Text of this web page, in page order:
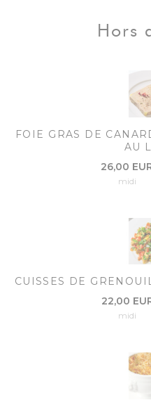
Hors
FOIE GRAS DE
AU
26,00
midi
CUISSES DE
22,00
midi